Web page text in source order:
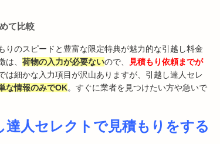
て比較
りのスピードと豊富な限定特典が魅力的な引越し料金
は、荷物の入力が必要ないので、
見積もり依頼までが
は細かな入力項目が沢山ありますが、引越し達人セレ
な情報のみでOK。すぐに業者を見つけたい方や急いで
達人セレクトで見積もりをする